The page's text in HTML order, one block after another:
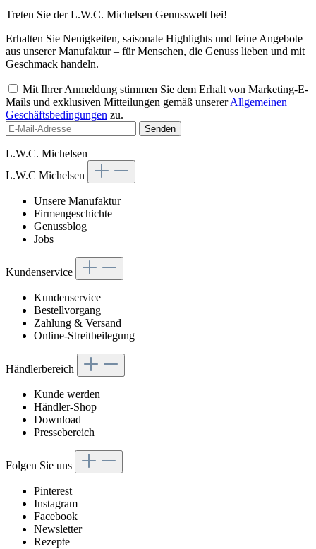
Treten Sie der L.W.C. Michelsen Genusswelt bei!
Erhalten Sie Neuigkeiten, saisonale Highlights und feine Angebote
aus unserer Manufaktur – für Menschen, die Genuss lieben und mit
Geschmack handeln.
Mit Ihrer Anmeldung stimmen Sie dem Erhalt von Marketing-E-
Mails und exklusiven Mitteilungen gemäß unsererAllgemeinen
Geschäftsbedingungen zu.
Senden
L.W.C. Michelsen
L.W.C Michelsen
Unsere Manufaktur
Firmengeschichte
Genussblog
Jobs
Kundenservice
Kundenservice
Bestellvorgang
Zahlung & Versand
Online-Streitbeilegung
Händlerbereich
Kunde werden
Händler-Shop
Download
Pressebereich
Folgen Sie uns
Pinterest
Instagram
Facebook
Newsletter
Rezepte